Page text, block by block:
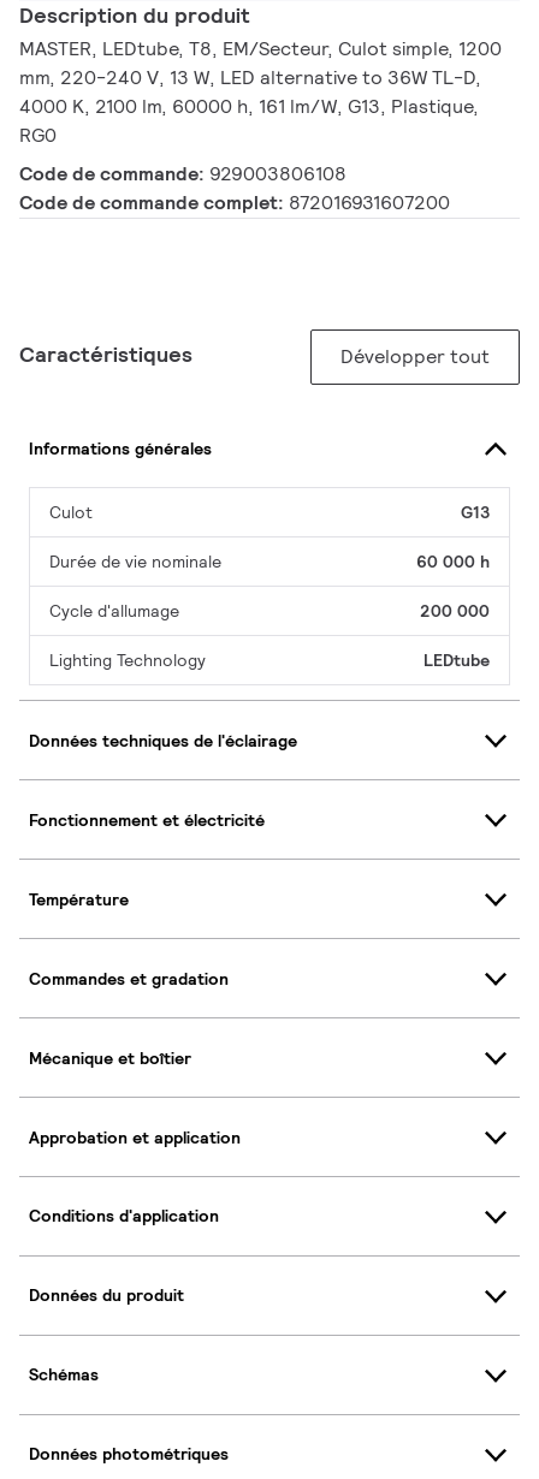
Description du produit
MASTER, LEDtube, T8, EM/Secteur, Culot simple, 1200
mm, 220-240 V, 13 W, LED alternative to 36W TL-D,
4000 K, 2100 lm, 60000 h, 161 lm/W, G13, Plastique,
RG0
Code de commande: 929003806108
Code de commande complet: 872016931607200
Caractéristiques Développer tout
Informations générales
Culot G13
Durée de vie nominale 60 000 h
Cycle d'allumage 200 000
Lighting Technology LEDtube
Données techniques de l'éclairage
Fonctionnement et électricité
Température
Commandes et gradation
Mécanique et boîtier
Approbation et application
Conditions d'application
Données du produit
Schémas
Données photométriques